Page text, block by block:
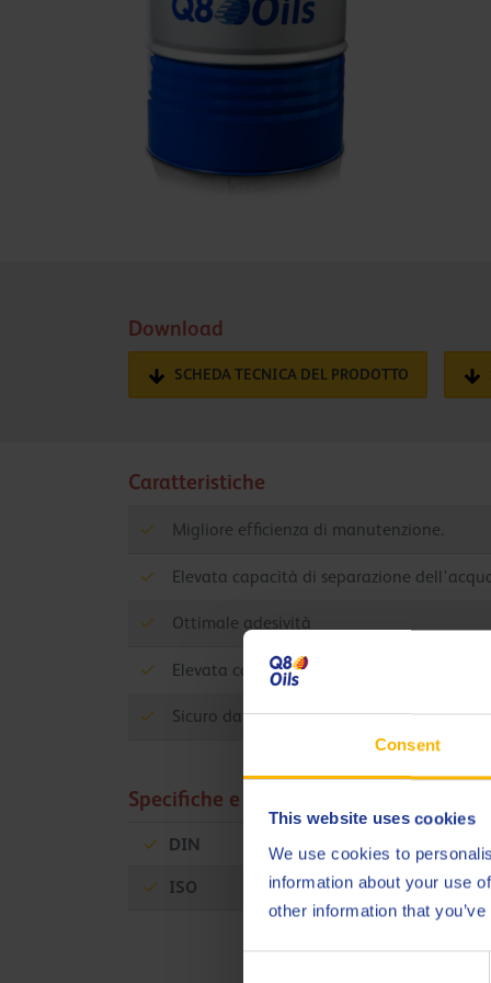
Consent
This website uses cookies
We use cookies to
information about your use
other information that
Download
SCHEDA TECNICA DEL PRODOTTO
Caratteristiche
Migliore efficienza di manutenzione.
Elevata capacità di separazione
Ottimale adesività
Elevata capacità di resistere ai carichi
Sicuro da usare nell'industria alimentare.
Specifiche e approvazioni
DIN 51502 KP2K-20
ISO 6743 L-XBCEB2